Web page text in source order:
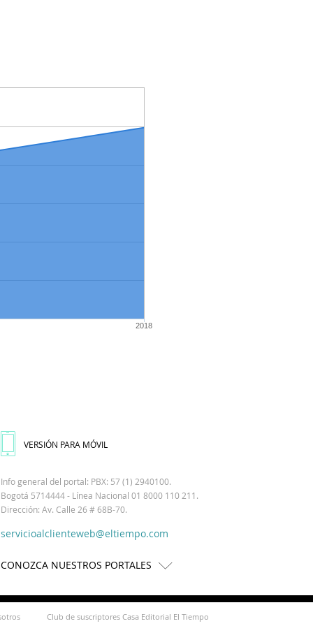
2018
VERSIÓN PARA MÓVIL
Info general del portal: PBX: 57 (1) 2940100.
Bogotá 5714444 - Línea Nacional 01 8000 110 211.
Dirección: Av. Calle 26 # 68B-70.
servicioalclienteweb@eltiempo.com
CONOZCA NUESTROS PORTALES
Club de suscriptores Casa Editorial El Tiempo